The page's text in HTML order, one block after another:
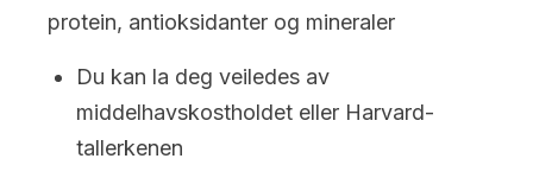
protein, antioksidanter og mineraler
Du kan la deg veiledes av
middelhavskostholdet eller Harvard-
tallerkenen